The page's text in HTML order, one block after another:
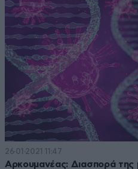
26·01·2021 11:47
Αρκουμανέας: Διασπορά της